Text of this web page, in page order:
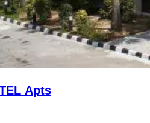
Apts